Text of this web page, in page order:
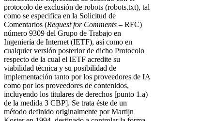
protocolo de exclusión de robots (robots.txt), tal
como se especifica en la Solicitud de
Comentarios (Request for Comments – RFC)
número 9309 del Grupo de Trabajo en
Ingeniería de Internet (IETF), así como en
cualquier versión posterior de dicho Protocolo
respecto de la cual el IETF acredite su
viabilidad técnica y su posibilidad de
implementación tanto por los proveedores de IA
como por los proveedores de contenidos,
incluyendo los titulares de derechos [punto 1.a)
de la medida 3 CBP]. Se trata éste de un
método definido originalmente por Martijn